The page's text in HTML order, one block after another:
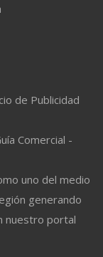
de Publicidad
Comercial -
uno del medio
generando
nuestro portal